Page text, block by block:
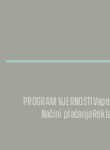
PROGRAM VJERNOSTI
Načini plaćanja